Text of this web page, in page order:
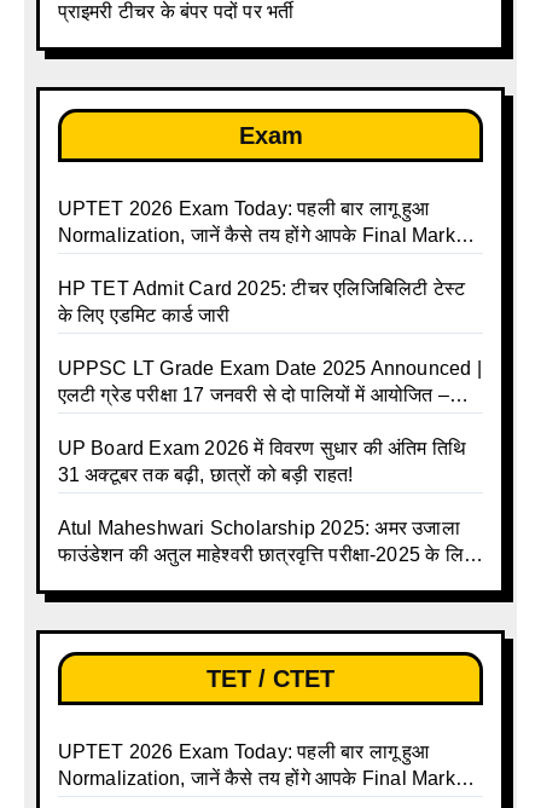
प्राइमरी टीचर के बंपर पदों पर भर्ती
Exam
UPTET 2026 Exam Today: पहली बार लागू हुआ
Normalization, जानें कैसे तय होंगे आपके Final Marks
HP TET Admit Card 2025: टीचर एलिजिबिलिटी टेस्ट
के लिए एडमिट कार्ड जारी
UPPSC LT Grade Exam Date 2025 Announced |
एलटी ग्रेड परीक्षा 17 जनवरी से दो पालियों में आयोजित –
UP Board Exam 2026 में विवरण सुधार की अंतिम तिथि
31 अक्टूबर तक बढ़ी, छात्रों को बड़ी राहत!
Atul Maheshwari Scholarship 2025: अमर उजाला
फाउंडेशन की अतुल माहेश्वरी छात्रवृत्ति परीक्षा-2025 के लिए
TET / CTET
UPTET 2026 Exam Today: पहली बार लागू हुआ
Normalization, जानें कैसे तय होंगे आपके Final Marks